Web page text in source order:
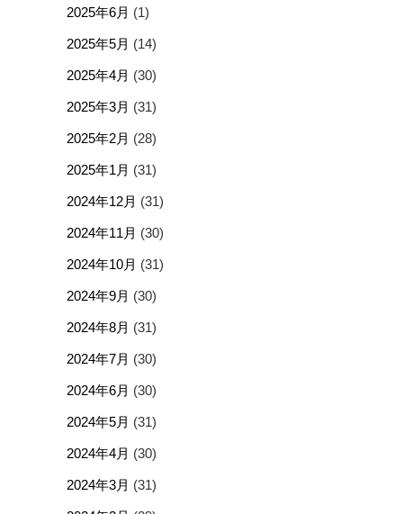
2025年6月 (1)
2025年5月 (14)
2025年4月 (30)
2025年3月 (31)
2025年2月 (28)
2025年1月 (31)
2024年12月 (31)
2024年11月 (30)
2024年10月 (31)
2024年9月 (30)
2024年8月 (31)
2024年7月 (30)
2024年6月 (30)
2024年5月 (31)
2024年4月 (30)
2024年3月 (31)